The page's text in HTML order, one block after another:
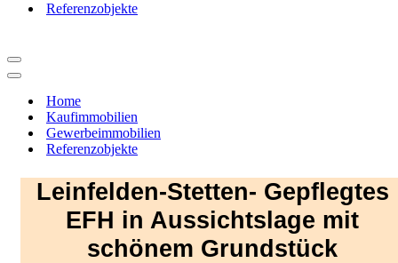
Referenzobjekte
Navigationsmenü
Navigationsmenü
Home
Kaufimmobilien
Gewerbeimmobilien
Referenzobjekte
Leinfelden-Stetten- Gepflegtes
EFH in Aussichtslage mit
schönem Grundstück